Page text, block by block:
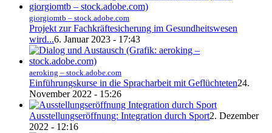
giorgiomtb – stock.adobe.com
Projekt zur Fachkräftesicherung im Gesundheitswesen
wird...6. Januar 2023 - 17:43
aeroking – stock.adobe.com
Einführungskurse in die Spracharbeit mit Geflüchteten24.
November 2022 - 15:26
Ausstellungseröffnung: Integration durch Sport2. Dezember
2022 - 12:16